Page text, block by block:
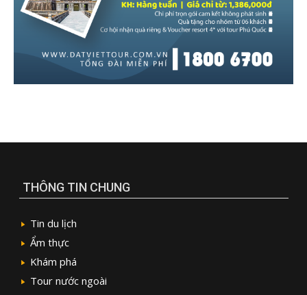
THÔNG TIN CHUNG
Tin du lịch
Ẩm thực
Khám phá
Tour nước ngoài